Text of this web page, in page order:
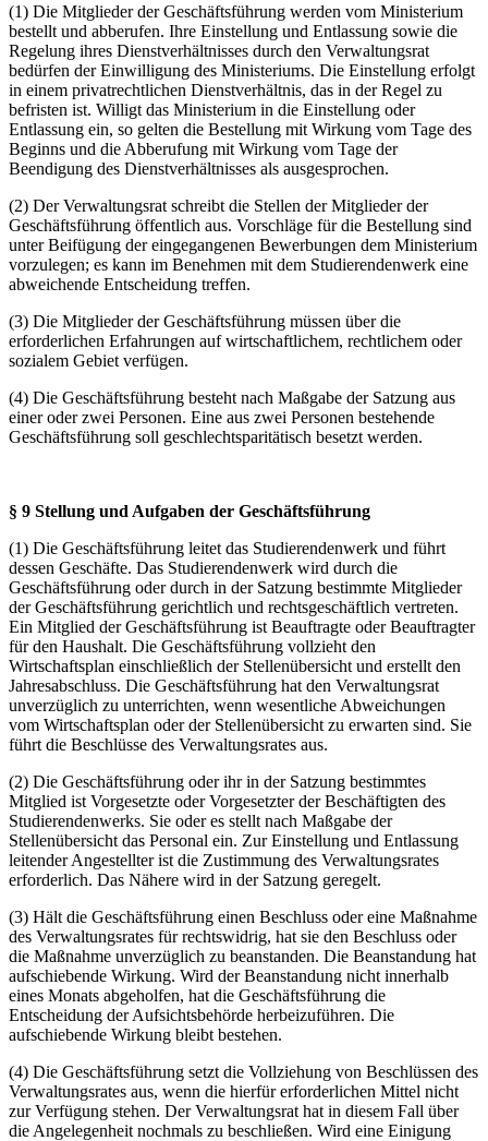
(1) Die Mitglieder der Geschäftsführung werden vom Ministerium
bestellt und abberufen. Ihre Einstellung und Entlassung sowie die
Regelung ihres Dienstverhältnisses durch den Verwaltungsrat
bedürfen der Einwilligung des Ministeriums. Die Einstellung erfolgt
in einem privatrechtlichen Dienstverhältnis, das in der Regel zu
befristen ist. Willigt das Ministerium in die Einstellung oder
Entlassung ein, so gelten die Bestellung mit Wirkung vom Tage des
Beginns und die Abberufung mit Wirkung vom Tage der
Beendigung des Dienstverhältnisses als ausgesprochen.
(2) Der Verwaltungsrat schreibt die Stellen der Mitglieder der
Geschäftsführung öffentlich aus. Vorschläge für die Bestellung sind
unter Beifügung der eingegangenen Bewerbungen dem Ministerium
vorzulegen; es kann im Benehmen mit dem Studierendenwerk eine
abweichende Entscheidung treffen.
(3) Die Mitglieder der Geschäftsführung müssen über die
erforderlichen Erfahrungen auf wirtschaftlichem, rechtlichem oder
sozialem Gebiet verfügen.
(4) Die Geschäftsführung besteht nach Maßgabe der Satzung aus
einer oder zwei Personen. Eine aus zwei Personen bestehende
Geschäftsführung soll geschlechtsparitätisch besetzt werden.
§ 9 Stellung und Aufgaben der Geschäftsführung
(1) Die Geschäftsführung leitet das Studierendenwerk und führt
dessen Geschäfte. Das Studierendenwerk wird durch die
Geschäftsführung oder durch in der Satzung bestimmte Mitglieder
der Geschäftsführung gerichtlich und rechtsgeschäftlich vertreten.
Ein Mitglied der Geschäftsführung ist Beauftragte oder Beauftragter
für den Haushalt. Die Geschäftsführung vollzieht den
Wirtschaftsplan einschließlich der Stellenübersicht und erstellt den
Jahresabschluss. Die Geschäftsführung hat den Verwaltungsrat
unverzüglich zu unterrichten, wenn wesentliche Abweichungen
vom Wirtschaftsplan oder der Stellenübersicht zu erwarten sind. Sie
führt die Beschlüsse des Verwaltungsrates aus.
(2) Die Geschäftsführung oder ihr in der Satzung bestimmtes
Mitglied ist Vorgesetzte oder Vorgesetzter der Beschäftigten des
Studierendenwerks. Sie oder es stellt nach Maßgabe der
Stellenübersicht das Personal ein. Zur Einstellung und Entlassung
leitender Angestellter ist die Zustimmung des Verwaltungsrates
erforderlich. Das Nähere wird in der Satzung geregelt.
(3) Hält die Geschäftsführung einen Beschluss oder eine Maßnahme
des Verwaltungsrates für rechtswidrig, hat sie den Beschluss oder
die Maßnahme unverzüglich zu beanstanden. Die Beanstandung hat
aufschiebende Wirkung. Wird der Beanstandung nicht innerhalb
eines Monats abgeholfen, hat die Geschäftsführung die
Entscheidung der Aufsichtsbehörde herbeizuführen. Die
aufschiebende Wirkung bleibt bestehen.
(4) Die Geschäftsführung setzt die Vollziehung von Beschlüssen des
Verwaltungsrates aus, wenn die hierfür erforderlichen Mittel nicht
zur Verfügung stehen. Der Verwaltungsrat hat in diesem Fall über
die Angelegenheit nochmals zu beschließen. Wird eine Einigung